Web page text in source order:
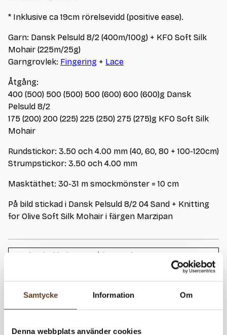
Samtycke Information Om
Denna webbplats använder cookies
* Inklusive ca 19cm rörelsevidd (positive ease).
Garn: Dansk Pelsuld 8/2 (400m/100g) + KFO Soft Silk
Mohair (225m/25g)
Garngrovlek: Fingering + Lace
Åtgång:
400 (500) 500 (500) 500 (600) 600 (600)g Dansk
Pelsuld 8/2
175 (200) 200 (225) 225 (250) 275 (275)g KFO Soft Silk
Mohair
Rundstickor: 3.50 och 4.00 mm (40, 60, 80 + 100-120cm)
Strumpstickor: 3.50 och 4.00 mm
Masktäthet: 30-31 m smockmönster = 10 cm
På bild stickad i Dansk Pelsuld 8/2 04 Sand + Knitting
for Olive Soft Silk Mohair i färgen Marzipan
Dansk Pelsuld 8/2 – 01 Grå (Lager: 8)
Soft Silk Mohair – Marzipan (Lager: 3)